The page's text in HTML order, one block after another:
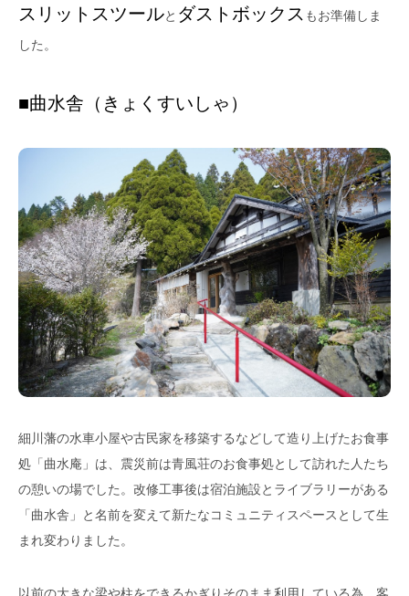
スリットスツールと ダストボックス もお準備しま
した。
■曲水舎（きょくすいしゃ）
細川藩の水車小屋や古民家を移築するなどして造り上げたお食事
処「曲水庵」は、震災前は青風荘のお食事処として訪れた人たち
の憩いの場でした。改修工事後は宿泊施設とライブラリーがある
「曲水舎」と名前を変えて新たなコミュニティスペースとして生
まれ変わりました。
以前の大きな梁や柱をできるかぎりそのまま利用している為、客